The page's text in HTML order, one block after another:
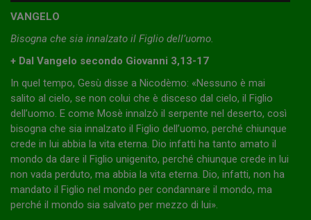
VANGELO
Bisogna che sia innalzato il Figlio dell’uomo.
+ Dal Vangelo secondo Giovanni 3,13-17
In quel tempo, Gesù disse a Nicodèmo: «Nessuno è mai
salito al cielo, se non colui che è disceso dal cielo, il Figlio
dell’uomo. E come Mosè innalzò il serpente nel deserto, così
bisogna che sia innalzato il Figlio dell’uomo, perché chiunque
crede in lui abbia la vita eterna. Dio infatti ha tanto amato il
mondo da dare il Figlio unigenito, perché chiunque crede in lui
non vada perduto, ma abbia la vita eterna. Dio, infatti, non ha
mandato il Figlio nel mondo per condannare il mondo, ma
perché il mondo sia salvato per mezzo di lui».